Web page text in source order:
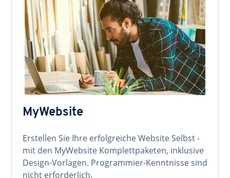
MyWebsite
Erstellen Sie Ihre erfolgreiche Website Selbst -
mit den MyWebsite Komplettpaketen, inklusive
Design-Vorlagen. Programmier-Kenntnisse sind
nicht erforderlich.